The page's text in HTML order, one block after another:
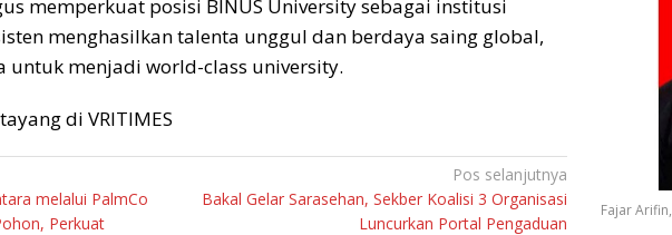
memperkuat posisi BINUS University sebagai institusi
menghasilkan talenta unggul dan berdaya saing global,
untuk menjadi world-class university.
di VRITIMES
melalui PalmCo
Perkuat
Pos selanjutnya
Bakal Gelar Sarasehan, Sekber Koalisi 3 Organisasi
Luncurkan Portal Pengaduan
Fajar